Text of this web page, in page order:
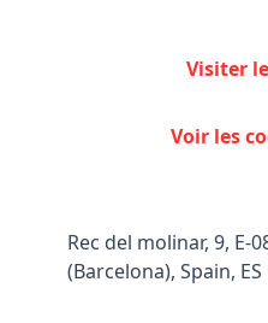
Visiter
Voir les
Rec del molinar, 9, E-
(Barcelona), Spain, ES